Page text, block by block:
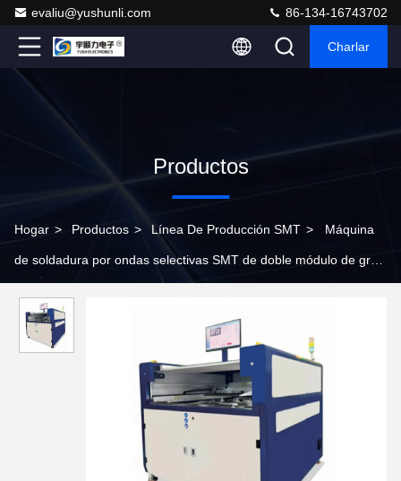
evaliu@yushunli.com 86-134-16743702
Charlar
Productos
Hogar > Productos > Línea De Producción SMT > Máquina
de soldadura por ondas selectivas SMT de doble módulo de gran